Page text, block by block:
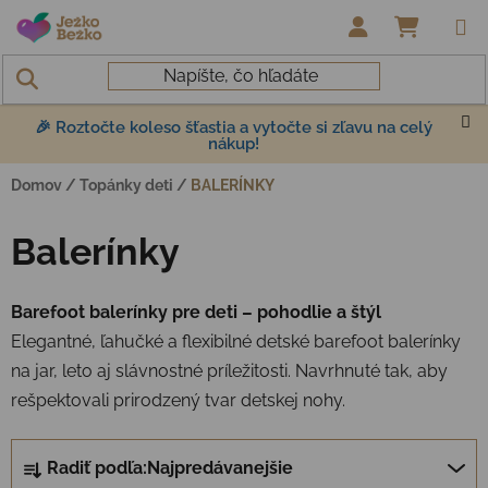
Prejsť na obsah
🎉 Roztočte koleso šťastia a vytočte si zľavu na celý
nákup!
Domov / Topánky deti / BALERÍNKY
Balerínky
Barefoot balerínky pre deti – pohodlie a štýl
Elegantné, ľahučké a flexibilné detské barefoot balerínky
na jar, leto aj slávnostné príležitosti. Navrhnuté tak, aby
rešpektovali prirodzený tvar detskej nohy.
Radiť podľa: Najpredávanejšie